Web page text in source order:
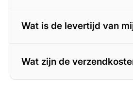
Wat is de levertijd van
Wat zijn de